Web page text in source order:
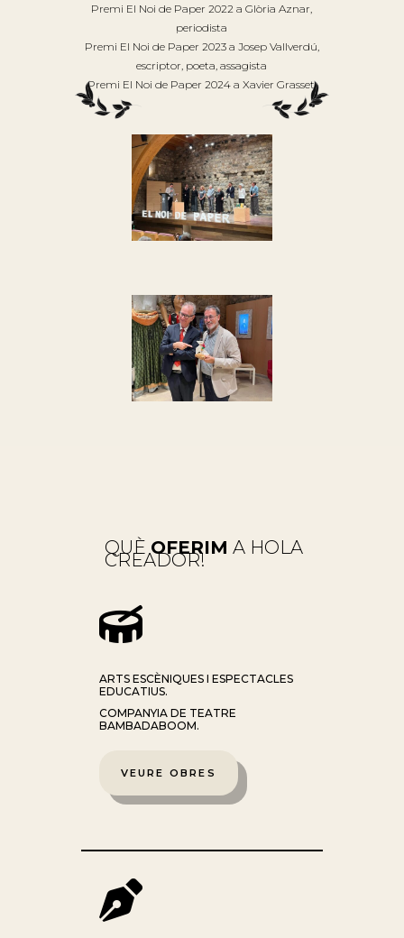
Premi El Noi de Paper 2022 a Glòria Aznar,
periodista
Premi El Noi de Paper 2023 a Josep Vallverdú,
escriptor, poeta, assagista
Premi El Noi de Paper 2024 a Xavier Grasset.
QUÈ OFERIM A HOLA
CREADOR!

ARTS ESCÈNIQUES I ESPECTACLES
EDUCATIUS.
COMPANYIA DE TEATRE
BAMBADABOOM.
VEURE OBRES
